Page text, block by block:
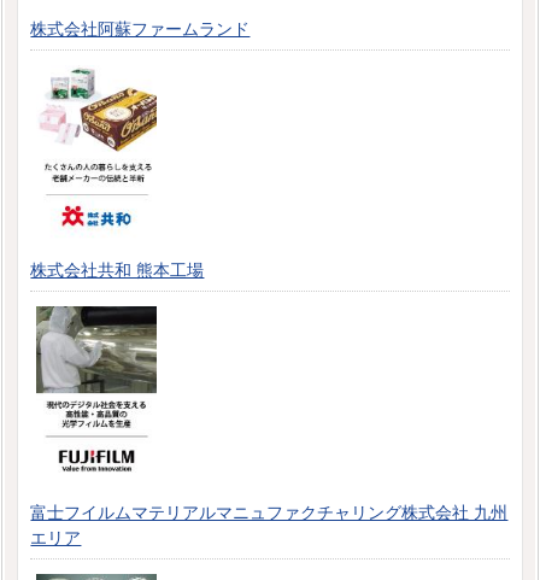
株式会社阿蘇ファームランド
株式会社共和 熊本工場
富士フイルムマテリアルマニュファクチャリング株式会社 九州
エリア